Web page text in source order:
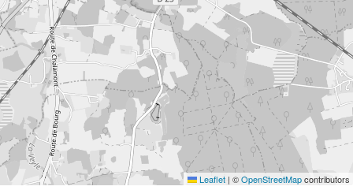
Leaflet | ©OpenStreetMapcontributors